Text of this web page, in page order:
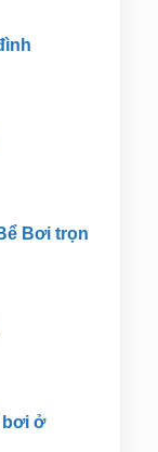
Bơi trọn
bơi ở